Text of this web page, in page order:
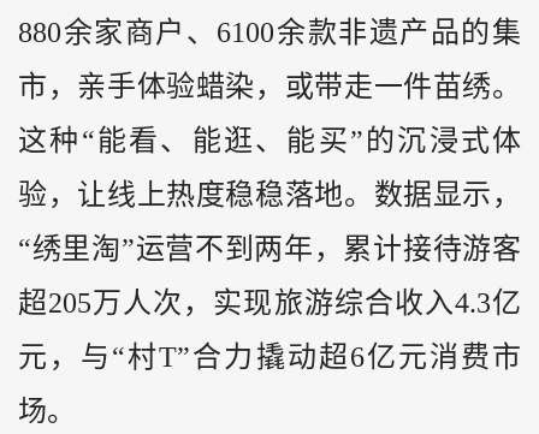
880余家商户、6100余款非遗产品的集
市，亲手体验蜡染，或带走一件苗绣。
这种“能看、能逛、能买”的沉浸式体
验，让线上热度稳稳落地。数据显示，
“绣里淘”运营不到两年，累计接待游客
超205万人次，实现旅游综合收入4.3亿
元，与“村T”合力撬动超6亿元消费市
场。